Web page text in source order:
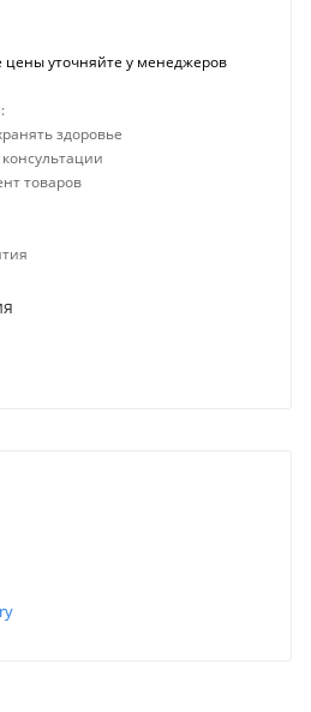
цены уточняйте у менеджеров
здоровье
товаров